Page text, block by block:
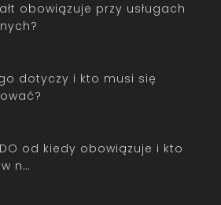
obowiązuje przy usługach
dotyczy i kto musi się
od kiedy obowiązuje i kto
n…